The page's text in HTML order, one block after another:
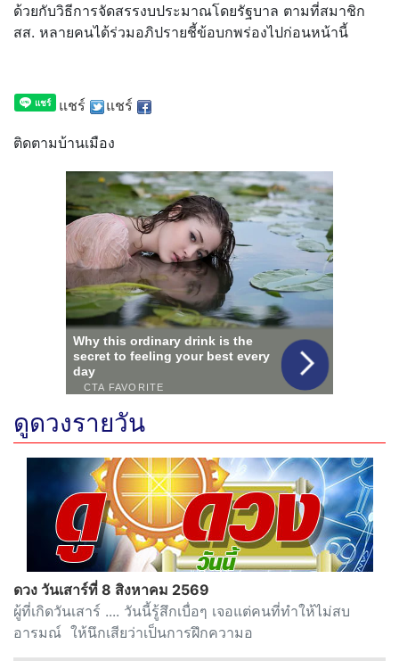
ด้วยกับวิธีการจัดสรรงบประมาณโดยรัฐบาล ตามที่สมาชิก
สส. หลายคนได้ร่วมอภิปรายชี้ข้อบกพร่องไปก่อนหน้านี้
แชร์ แชร์
ติดตามบ้านเมือง
ดูดวงรายวัน
ดวง วันเสาร์ที่ 8 สิงหาคม 2569
ผู้ที่เกิดวันเสาร์ .... วันนี้รู้สึกเบื่อๆ เจอแต่คนที่ทำให้ไม่สบ
อารมณ์ ให้นึกเสียว่าเป็นการฝึกความอ